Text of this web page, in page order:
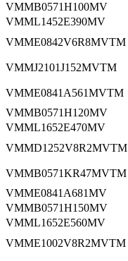
VMMB0571H100MV
VMML1452E390MV
VMME0842V6R8MVTM
VMMJ2101J152MVTM
VMME0841A561MVTM
VMMB0571H120MV
VMML1652E470MV
VMMD1252V8R2MVTM
VMMB0571KR47MVTM
VMME0841A681MV
VMMB0571H150MV
VMML1652E560MV
VMME1002V8R2MVTM